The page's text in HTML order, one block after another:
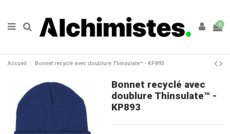
0
Accueil Bonnet recyclé avec doublure Thinsulate™ - KP893
Bonnet recyclé avec
doublure Thinsulate™ -
KP893